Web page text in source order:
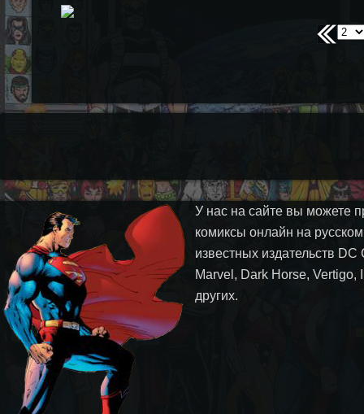
У нас на сайте вы можете
комиксы онлайн на
известных издательств DC
Marvel, Dark Horse, Vertigo,
других.